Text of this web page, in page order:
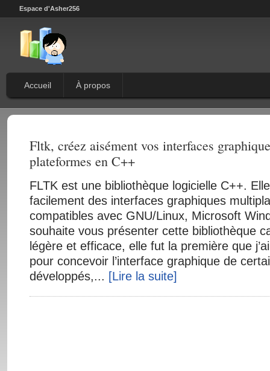
Espace d'Asher256
Accueil À propos
Fltk, créez aisément vos interfaces
plateformes en C++
FLTK est une bibliothèque logicielle C++.
facilement des interfaces graphiques
compatibles avec GNU/Linux, Microsoft
souhaite vous présenter cette bibliothèque
légère et efficace, elle fut la première que
pour concevoir l’interface graphique de
développés,... [Lire la suite]